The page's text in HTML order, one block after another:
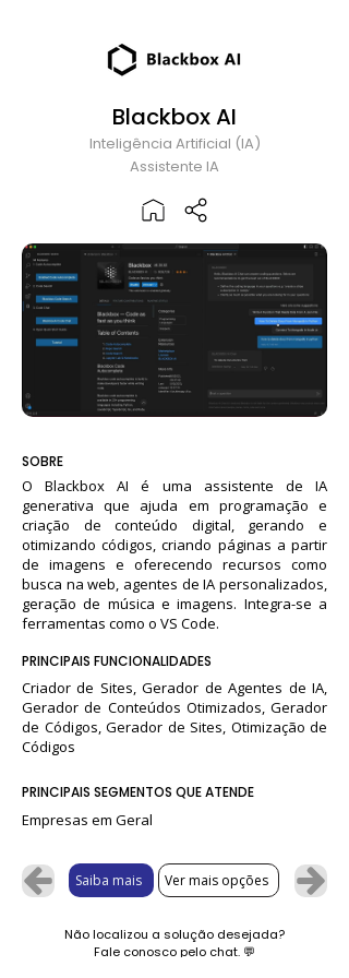
Blackbox AI
Inteligência Artificial (IA)
Assistente IA
SOBRE
O Blackbox AI é uma assistente de IA
generativa que ajuda em programação e
criação de conteúdo digital, gerando e
otimizando códigos, criando páginas a partir
de imagens e oferecendo recursos como
busca na web, agentes de IA personalizados,
geração de música e imagens. Integra-se a
ferramentas como o VS Code.
PRINCIPAIS FUNCIONALIDADES
Criador de Sites, Gerador de Agentes de IA,
Gerador de Conteúdos Otimizados, Gerador
de Códigos, Gerador de Sites, Otimização de
Códigos
PRINCIPAIS SEGMENTOS QUE ATENDE
Empresas em Geral
Saiba mais Ver mais opções
Não localizou a solução desejada?
Fale conosco pelo chat.💬